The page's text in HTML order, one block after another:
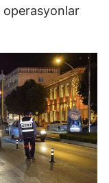
Mersin
İzmir
Kars
Kastamonu
Kayseri
Kırklareli
operasyonlar